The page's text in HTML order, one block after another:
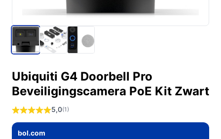
Ubiquiti G4 Doorbell Pro
Beveiligingscamera PoE Kit Zwart
5,0(1)
bol.com